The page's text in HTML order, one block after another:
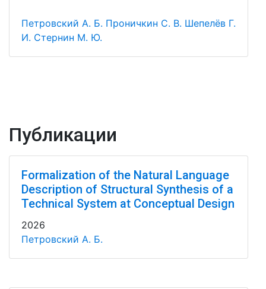
Петровский А. Б. Проничкин С. В. Шепелёв Г.
И. Стернин М. Ю.
Публикации
Formalization of the Natural Language
Description of Structural Synthesis of a
Technical System at Conceptual Design
2026
Петровский А. Б.